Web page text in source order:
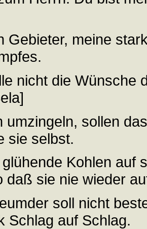
Gebieter, meine
nicht die Wünsche
umzingeln, sollen
sie selbst.
Kohlen auf
daß sie nie wieder
soll nicht
Schlag auf Schlag.